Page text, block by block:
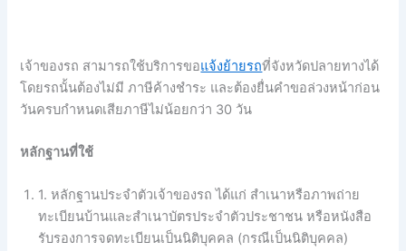
เจ้าของรถ สามารถใช้บริการขอแจ้งย้ายรถที่จังหวัดปลายทางได้
โดยรถนั้นต้องไม่มี ภาษีค้างชำระ และต้องยื่นคำขอล่วงหน้าก่อน
วันครบกำหนดเสียภาษีไม่น้อยกว่า 30 วัน
หลักฐานที่ใช้
1. หลักฐานประจำตัวเจ้าของรถ ได้แก่ สำเนาหรือภาพถ่าย
ทะเบียนบ้านและสำเนาบัตรประจำตัวประชาชน หรือหนังสือ
รับรองการจดทะเบียนเป็นนิติบุคคล (กรณีเป็นนิติบุคคล)